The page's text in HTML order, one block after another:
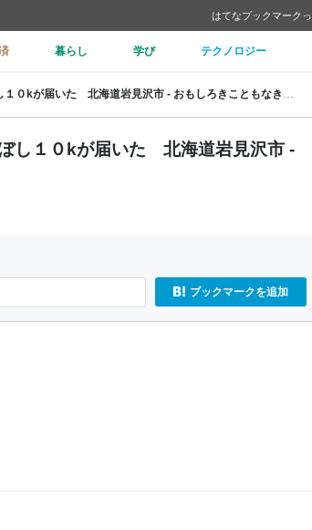
はてなブックマークっ
暮らし 学び テクノロジー
し１０kが届いた 北海道岩見沢市 -
ブックマークを追加